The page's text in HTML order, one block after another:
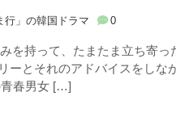
行」の韓国ドラマ 0
を持って、たまたま立ち寄っ
ーとそれのアドバイスをしな
青春男女 […]